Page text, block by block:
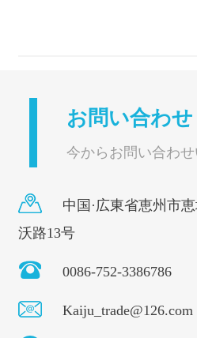
お問い合わせ
今からお問い合わ
中国·広東省恵州市
沃路13号
0086-752-3386786
Kaiju_trade@126.com